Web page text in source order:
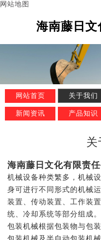
网站地图
海南藤日文
网站首页 关于我们
新闻资讯 产品知识
关
海南藤日文化有限责任
机械设备种类繁多，机械
身可进行不同形式的机械
装置、传动装置、工作装
统、冷却系统等部分组成。
包装机械根据包装物与包
包装机械及半自动包装机